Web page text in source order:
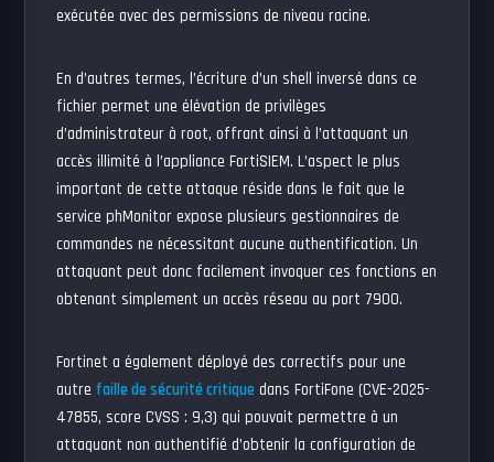
exécutée avec des permissions de niveau racine.
En d’autres termes, l’écriture d’un shell inversé dans ce
fichier permet une élévation de privilèges
d’administrateur à root, offrant ainsi à l’attaquant un
accès illimité à l’appliance FortiSIEM. L’aspect le plus
important de cette attaque réside dans le fait que le
service phMonitor expose plusieurs gestionnaires de
commandes ne nécessitant aucune authentification. Un
attaquant peut donc facilement invoquer ces fonctions en
obtenant simplement un accès réseau au port 7900.
Fortinet a également déployé des correctifs pour une
autre faille de sécurité critique dans FortiFone (CVE-2025-
47855, score CVSS : 9,3) qui pouvait permettre à un
attaquant non authentifié d’obtenir la configuration de